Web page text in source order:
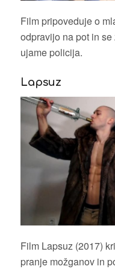
Film pripoveduje o
odpravijo na pot in
ujame policija.
Lapsuz
Film Lapsuz (2017)
pranje možganov in